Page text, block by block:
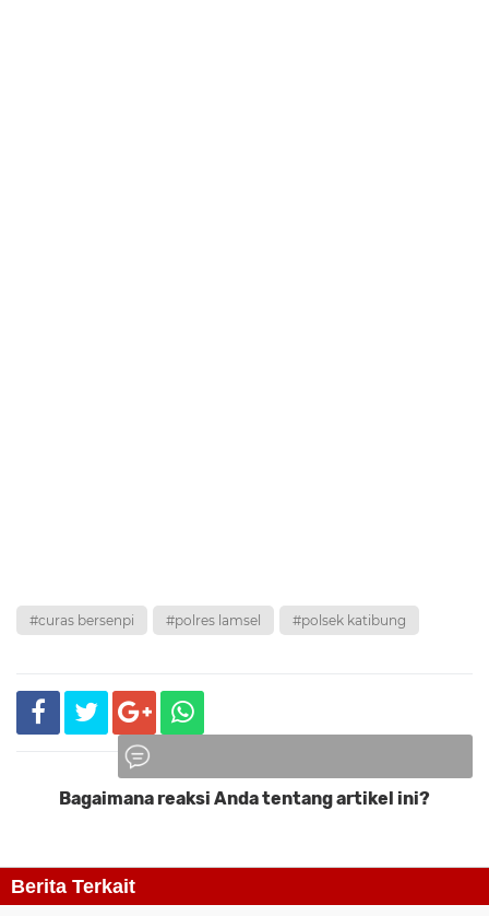
#curas bersenpi #polres lamsel #polsek katibung
Komentar
Bagaimana reaksi Anda tentang artikel ini?
Berita Terkait